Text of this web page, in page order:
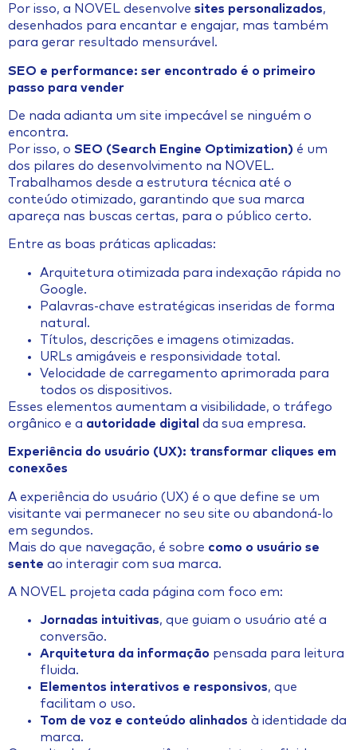
Por isso, a NOVEL desenvolve sites personalizados,
desenhados para encantar e engajar, mas também
para gerar resultado mensurável.
SEO e performance: ser encontrado é o primeiro
passo para vender
De nada adianta um site impecável se ninguém o
encontra.
Por isso, o SEO (Search Engine Optimization) é um
dos pilares do desenvolvimento na NOVEL.
Trabalhamos desde a estrutura técnica até o
conteúdo otimizado, garantindo que sua marca
apareça nas buscas certas, para o público certo.
Entre as boas práticas aplicadas:
Arquitetura otimizada para indexação rápida no
Google.
Palavras-chave estratégicas inseridas de forma
natural.
Títulos, descrições e imagens otimizadas.
URLs amigáveis e responsividade total.
Velocidade de carregamento aprimorada para
todos os dispositivos.
Esses elementos aumentam a visibilidade, o tráfego
orgânico e a autoridade digital da sua empresa.
Experiência do usuário (UX): transformar cliques em
conexões
A experiência do usuário (UX) é o que define se um
visitante vai permanecer no seu site ou abandoná-lo
em segundos.
Mais do que navegação, é sobre como o usuário se
sente ao interagir com sua marca.
A NOVEL projeta cada página com foco em:
Jornadas intuitivas, que guiam o usuário até a
conversão.
Arquitetura da informação pensada para leitura
fluida.
Elementos interativos e responsivos, que
facilitam o uso.
Tom de voz e conteúdo alinhados à identidade da
marca.